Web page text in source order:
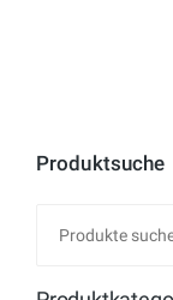
Produktsuche